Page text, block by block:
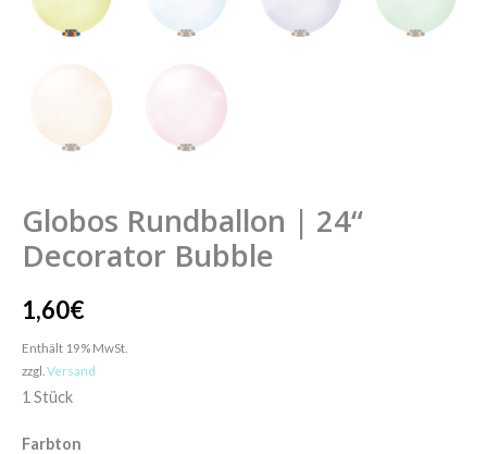
Globos Rundballon | 24“
Decorator Bubble
1,60€
Enthält 19% MwSt.
zzgl. Versand
1 Stück
Farbton